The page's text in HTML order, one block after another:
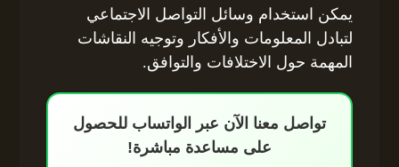
يمكن استخدام وسائل التواصل الاجتماعي
لتبادل المعلومات والأفكار وتوجيه النقاشات
المهمة حول الاختلافات والتوافق.
تواصل معنا الآن عبر الواتساب للحصول
على مساعدة مباشرة!